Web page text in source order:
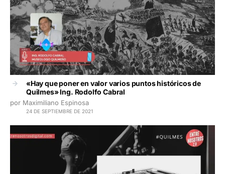
«Hay que poner en valor varios puntos históricos de
Quilmes» Ing. Rodolfo Cabral
por Maximiliano Espinosa
24 DE SEPTIEMBRE DE 2021